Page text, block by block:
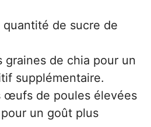
quantité de sucre de
graines de chia pour un
supplémentaire.
œufs de poules élevées
un goût plus